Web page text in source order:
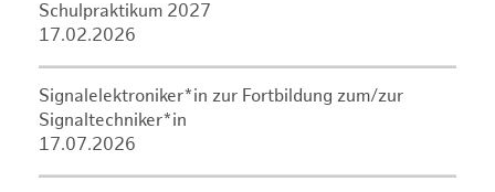
Schulpraktikum 2027
17.02.2026
Signalelektroniker*in zur Fortbildung zum/zur
Signaltechniker*in
17.07.2026